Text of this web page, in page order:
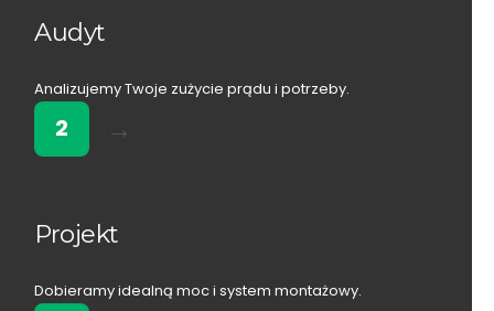
Audyt
Analizujemy Twoje zużycie prądu i potrzeby.
2 →
Projekt
Dobieramy idealną moc i system montażowy.